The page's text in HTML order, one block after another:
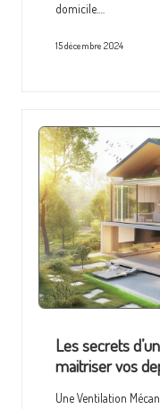
domicile.…
15 décembre 2024
Les secrets
maitriser vos
Une Ventilation